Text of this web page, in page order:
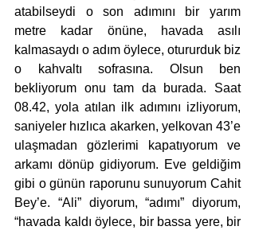
atabilseydi o son adımını bir yarım
metre kadar önüne, havada asılı
kalmasaydı o adım öylece, otururduk biz
o kahvaltı sofrasına. Olsun ben
bekliyorum onu tam da burada. Saat
08.42, yola atılan ilk adımını izliyorum,
saniyeler hızlıca akarken, yelkovan 43’e
ulaşmadan gözlerimi kapatıyorum ve
arkamı dönüp gidiyorum. Eve geldiğim
gibi o günün raporunu sunuyorum Cahit
Bey’e. “Ali” diyorum, “adımı” diyorum,
“havada kaldı öylece, bir bassa yere, bir